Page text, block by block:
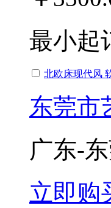
最小起
北欧床现代风
东莞市
广东-
立即购